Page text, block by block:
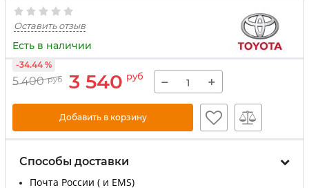
Оставить отзыв
Есть в наличии
5 400 руб 3 540 руб
-34.44 %
− +
Добавить в корзину
Способы доставки
Почта России ( и EMS)